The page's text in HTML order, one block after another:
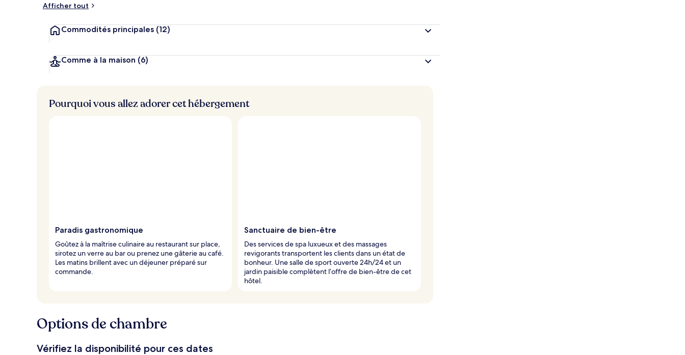
Afficher tout
Commodités principales (12)
Comme à la maison (6)
Pourquoi vous allez adorer cet hébergement
Paradis gastronomique
Goûtez à la maîtrise culinaire au restaurant sur place,
sirotez un verre au bar ou prenez une gâterie au café.
Les matins brillent avec un déjeuner préparé sur
commande.
Sanctuaire de bien-être
Des services de spa luxueux et des massages
revigorants transportent les clients dans un état de
bonheur. Une salle de sport ouverte 24h/24 et un
jardin paisible complètent l’offre de bien-être de cet
hôtel.
Options de chambre
Vérifiez la disponibilité pour ces dates